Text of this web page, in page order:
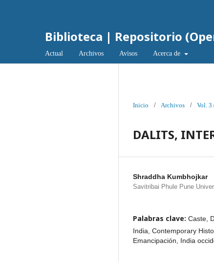
Biblioteca | Repositorio
Actual Archivos Avisos Acerca de
Inicio / Archivos / Vol. 3
DALITS,
Shraddha Kumbhojkar
Savitribai Phule Pune
Palabras clave: Caste,
India, Contemporary
Emancipación, India